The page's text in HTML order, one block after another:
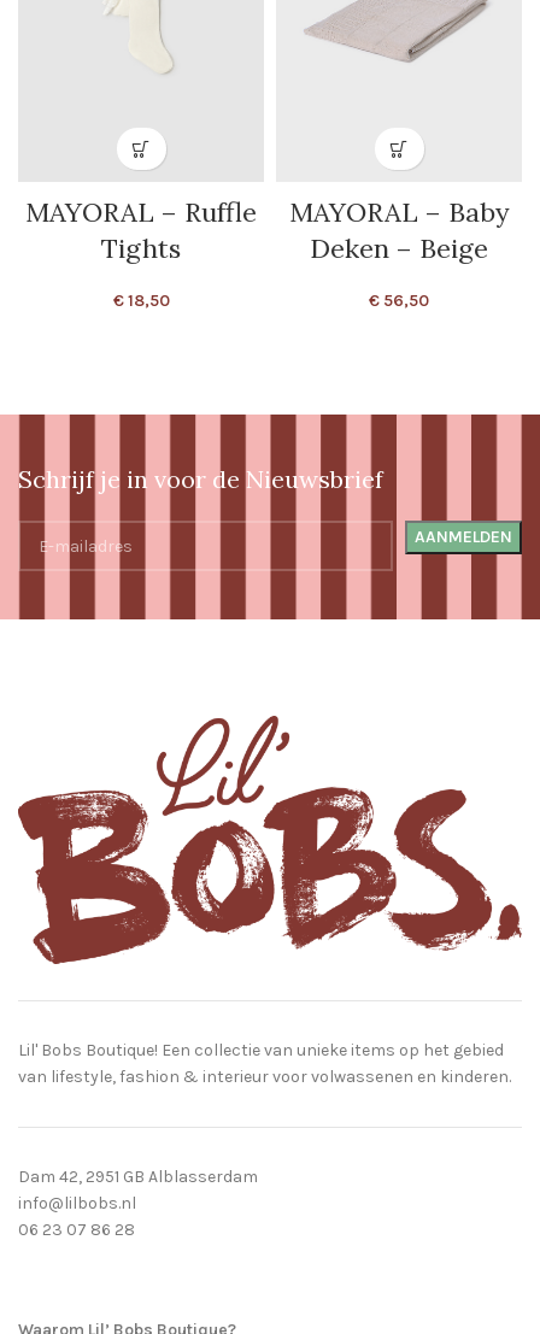
MAYORAL – Ruffle
Tights
€18,50
MAYORAL – Baby
Deken – Beige
€ 56,50
Schrijf je in voor de Nieuwsbrief
Lil' Bobs Boutique! Een collectie van unieke items op het gebied
van lifestyle, fashion & interieur voor volwassenen en kinderen.
Dam 42, 2951 GB Alblasserdam
info@lilbobs.nl
06 23 07 86 28
Waarom Lil’ Bobs Boutique?